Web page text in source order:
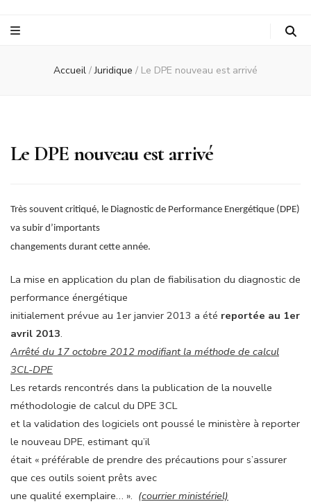
Accueil / Juridique / Le DPE nouveau est arrivé
Le DPE nouveau est arrivé
Très souvent critiqué, le Diagnostic de Performance Energétique (DPE)
va subir d’importants
changements durant cette année.
La mise en application du plan de fiabilisation du diagnostic de
performance énergétique
initialement prévue au 1er janvier 2013 a été reportée au 1er
avril 2013.
Arrêté du 17 octobre 2012 modifiant la méthode de calcul
3CL-DPE
Les retards rencontrés dans la publication de la nouvelle
méthodologie de calcul du DPE 3CL
et la validation des logiciels ont poussé le ministère à reporter
le nouveau DPE, estimant qu’il
était « préférable de prendre des précautions pour s’assurer
que ces outils soient prêts avec
une qualité exemplaire… ». (courrier ministériel)